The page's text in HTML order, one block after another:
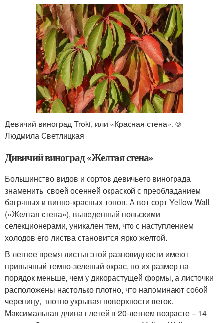
Девичий виноград Troki, или «Красная стена». ©
Людмила Светлицкая
Дивичий виноград «Желтая стена»
Большинство видов и сортов девичьего винограда
знамениты своей осенней окраской с преобладанием
багряных и винно-красных тонов. А вот сорт Yellow Wall
(«Желтая стена»), выведенный польскими
селекционерами, уникален тем, что с наступлением
холодов его листва становится ярко желтой.
В летнее время листья этой разновидности имеют
привычный темно-зеленый окрас, но их размер на
порядок меньше, чем у дикорастущей формы, а листочки
расположены настолько плотно, что напоминают собой
черепицу, плотно укрывая поверхности веток.
Максимальная длина плетей в 20-летнем возрасте – 14